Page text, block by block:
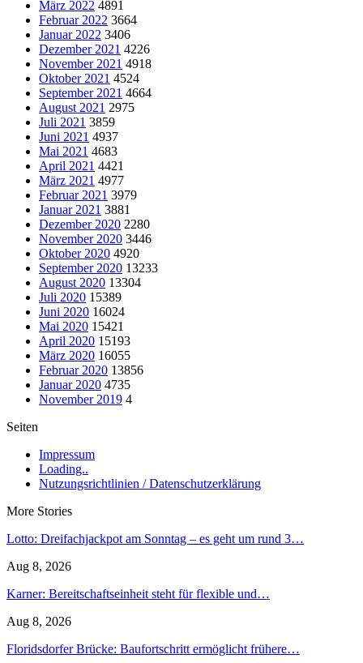
März 2022 4891
Februar 2022 3664
Januar 2022 3406
Dezember 2021 4226
November 2021 4918
Oktober 2021 4524
September 2021 4664
August 2021 2975
Juli 2021 3859
Juni 2021 4937
Mai 2021 4683
April 2021 4421
März 2021 4977
Februar 2021 3979
Januar 2021 3881
Dezember 2020 2280
November 2020 3446
Oktober 2020 4920
September 2020 13233
August 2020 13304
Juli 2020 15389
Juni 2020 16024
Mai 2020 15421
April 2020 15193
März 2020 16055
Februar 2020 13856
Januar 2020 4735
November 2019 4
Seiten
Impressum
Loading..
Nutzungsrichtlinien / Datenschutzerklärung
More Stories
Lotto: Dreifachjackpot am Sonntag – es geht um rund 3…
Aug 8, 2026
Karner: Bereitschaftseinheit steht für flexible und…
Aug 8, 2026
Floridsdorfer Brücke: Baufortschritt ermöglicht frühere…